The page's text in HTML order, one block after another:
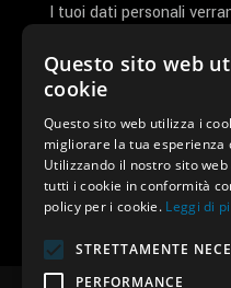
I tuoi dati personali
l'elaborazione della
nella nostraprivacy policy
Ho letto e accetto la
Invia I Dati
Questo sito web
cookie
Questo sito web utilizza i
migliorare la tua esperienza
Utilizzando il nostro sito web
tutti i cookie in conformità
policy per i cookie. Leggi di
STRETTAMENTE
PERFORMANCE